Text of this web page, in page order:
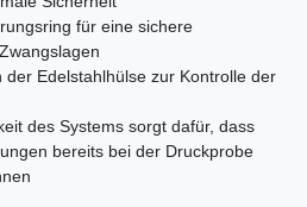
für eine sichere
der Edelstahlhülse zur Kontrolle der
des Systems sorgt dafür, dass
bereits bei der Druckprobe